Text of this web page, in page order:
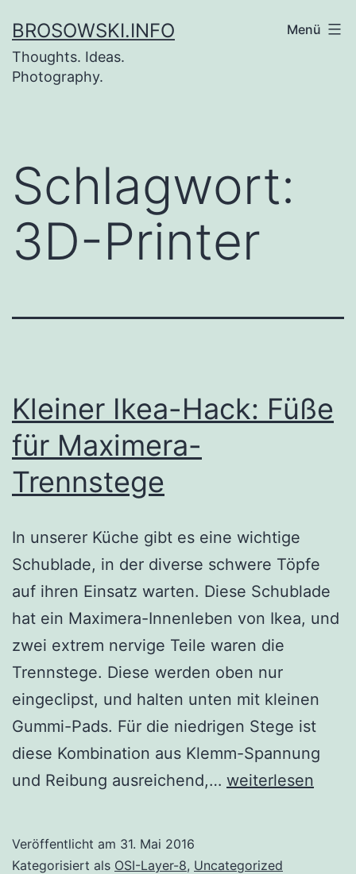
Inhalt
springen
BROSOWSKI.INFO
Thoughts. Ideas.
Photography.
Menü
Schlagwort:
3D-Printer
Kleiner Ikea-Hack: Füße
für Maximera-
Trennstege
In unserer Küche gibt es eine wichtige
Schublade, in der diverse schwere Töpfe
auf ihren Einsatz warten. Diese Schublade
hat ein Maximera-Innenleben von Ikea, und
zwei extrem nervige Teile waren die
Trennstege. Diese werden oben nur
eingeclipst, und halten unten mit kleinen
Gummi-Pads. Für die niedrigen Stege ist
diese Kombination aus Klemm-Spannung
und Reibung ausreichend,… Kleiner
Füße
weiterlesen
Veröffentlicht am 31. Mai 2016
Kategorisiert als OSI-Layer-8, Uncategorized